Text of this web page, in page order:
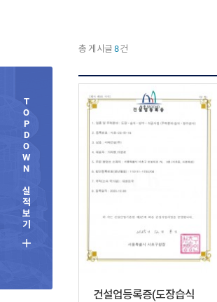
T
O
P
D
O
W
N
실
적
보
기
총 게시글 8건
건설업등록증(도장습식